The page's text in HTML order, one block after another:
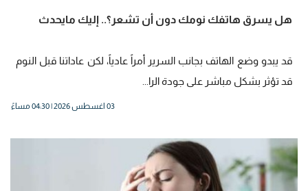
هل يسرق هاتفك نومك دون أن تشعر؟.. إليك مايحدث
قد يبدو وضع الهاتف بجانب السرير أمراً عادياً، لكن عاداتنا قبل النوم
قد تؤثر بشكل مباشر على جودة الرا...
03 اغسطس 2026 | 04:30 مساءً